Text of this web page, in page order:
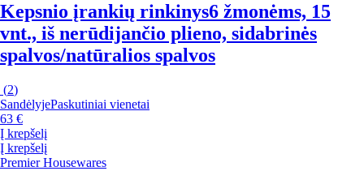
Kepsnio įrankių rinkinys6 žmonėms, 15
vnt., iš nerūdijančio plieno, sidabrinės
spalvos/natūralios spalvos
(2)
SandėlyjePaskutiniai vienetai
63 €
Į krepšelį
Į krepšelį
Premier Housewares